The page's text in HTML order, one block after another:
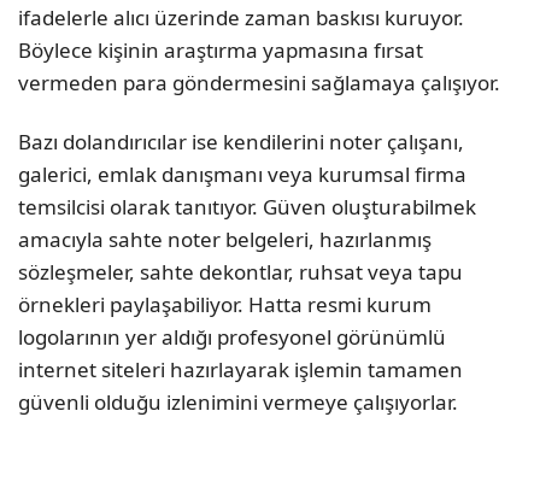
ifadelerle alıcı üzerinde zaman baskısı kuruyor.
Böylece kişinin araştırma yapmasına fırsat
vermeden para göndermesini sağlamaya çalışıyor.
Bazı dolandırıcılar ise kendilerini noter çalışanı,
galerici, emlak danışmanı veya kurumsal firma
temsilcisi olarak tanıtıyor. Güven oluşturabilmek
amacıyla sahte noter belgeleri, hazırlanmış
sözleşmeler, sahte dekontlar, ruhsat veya tapu
örnekleri paylaşabiliyor. Hatta resmi kurum
logolarının yer aldığı profesyonel görünümlü
internet siteleri hazırlayarak işlemin tamamen
güvenli olduğu izlenimini vermeye çalışıyorlar.